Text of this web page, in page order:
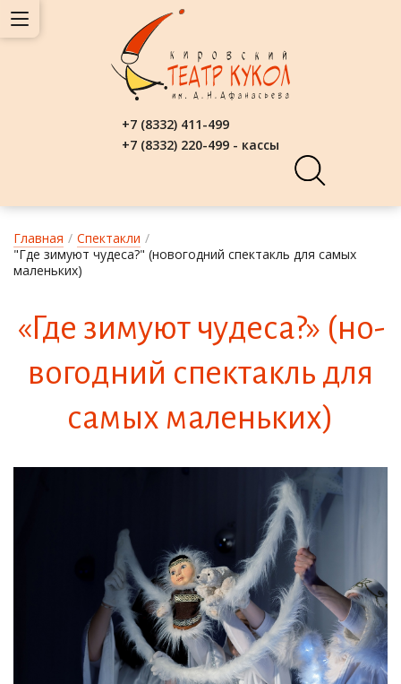
+7 (8332) 411-499
+7 (8332) 220-499 - кассы
Главная / Спектакли /
"Где зимуют чудеса?" (новогодний спектакль для самых
маленьких)
«Где зи­му­ют чу­де­са?» (но­
во­год­ний спек­такль для
са­мых ма­лень­ких)